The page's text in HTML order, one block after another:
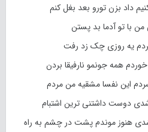
داد بزن تورو بعد بغل کنم
من با تو آدما بد پستن
یه روزی چک زد رفت
همه جونمو نارفیقا بردن
این نفسا مشقیه من مردم
دوست داشتنی ترین اشتبام
هنوز موندم پشت در چشم به راه